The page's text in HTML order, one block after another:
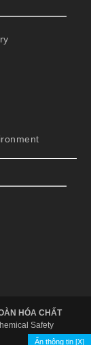
Ẩn thông tin [X]
HÓA CHẤT
Safety